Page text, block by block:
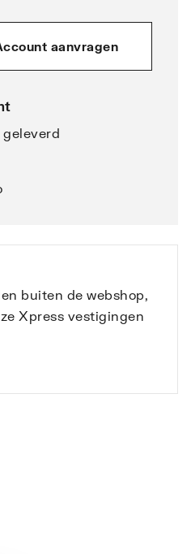
aanvragen
geleverd
buiten de webshop,
Xpress vestigingen